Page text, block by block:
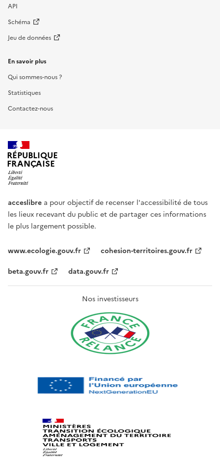
API
Schéma
Jeu de données
En savoir plus
Qui sommes-nous ?
Statistiques
Contactez-nous
RÉPUBLIQUE
FRANÇAISE
acceslibre a pour objectif de recenser l'accessibilité de tous
les lieux recevant du public et de partager ces informations
le plus largement possible.
www.ecologie.gouv.fr
cohesion-territoires.gouv.fr
beta.gouv.fr
data.gouv.fr
Nos investisseurs